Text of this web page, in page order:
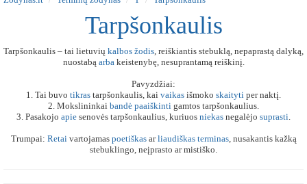
Tarpšonkaulis
Tarpšonkaulis – tai lietuvių kalbos žodis, reiškiantis stebuklą, nepaprastą dalyką,
nuostabą arbakeistenybę, nesuprantamą reiškinį.
Pavyzdžiai:
1. Tai buvo tikras tarpšonkaulis, kai vaikas išmoko skaityti per naktį.
2. Mokslininkai bandė paaiškinti gamtos tarpšonkaulius.
3. Pasakojo apie senovės tarpšonkaulius, kuriuos niekas negalėjo suprasti.
Trumpai: Retaivartojamas poetiškasarliaudiškas terminas, nusakantis kažką
stebuklingo, neįprasto ar mistiško.